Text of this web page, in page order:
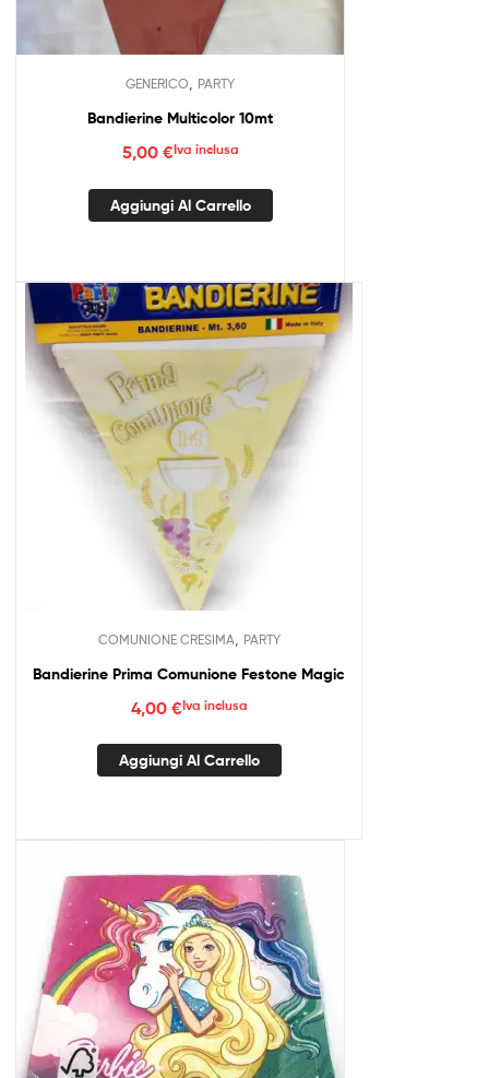
GENERICO, PARTY
Bandierine Multicolor 10mt
5,00 €Iva inclusa
Aggiungi Al Carrello
COMUNIONE CRESIMA PARTY
Bandierine Prima Comunione Festone Magic
4,00 €Iva inclusa
Aggiungi Al Carrello